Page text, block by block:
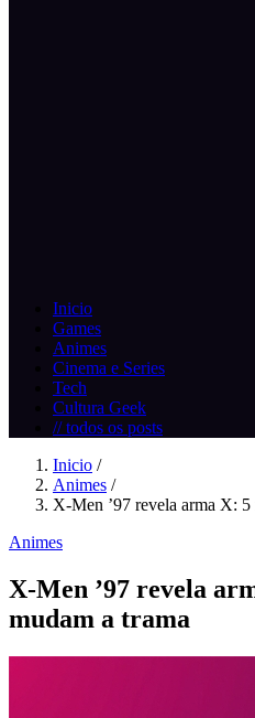
Inicio
Games
Animes
Cinema e Series
Tech
Cultura Geek
// todos os posts
Inicio /
Animes /
X-Men ’97 revela arma X:
Animes
X-Men ’97 revela
mudam a trama